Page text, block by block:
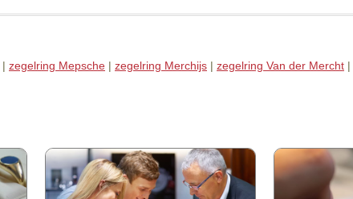
| zegelring Mepsche | zegelring Merchijs | zegelring Van der Mercht |